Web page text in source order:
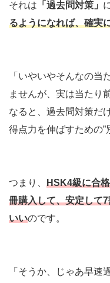
それは 「過去問対策」
るようになれば、確実
「いやいやそんなの当
ませんが、実は当たり
なると、過去問対策だ
得点力を伸ばすための”
つまり、 HSK4級に合
冊購入して、安定して
いいのです。
「そうか、じゃあ早速